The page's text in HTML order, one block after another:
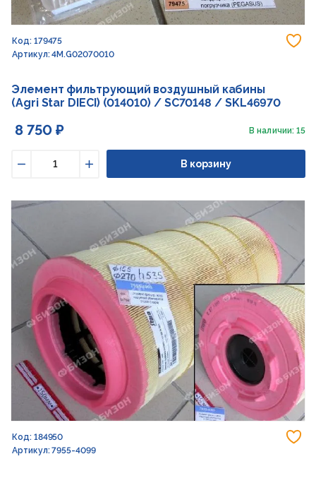
Код: 179475
Артикул: 4M.G02070010
Элемент фильтрующий воздушный кабины
(Agri Star DIECI) (014010) / SC70148 / SKL46970
8 750 ₽ В наличии: 15
Увеличить
В корзину
Код: 184950
Артикул: 7955-4099